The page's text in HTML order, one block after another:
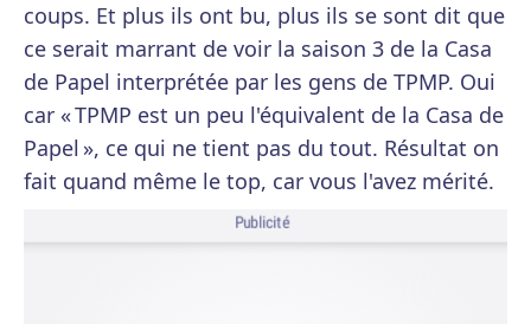
coups. Et plus ils ont bu, plus ils se sont dit que
ce serait marrant de voir la saison 3 de la Casa
de Papel interprétée par les gens de TPMP. Oui
car « TPMP est un peu l'équivalent de la Casa de
Papel », ce qui ne tient pas du tout. Résultat on
fait quand même le top, car vous l'avez mérité.
Publicité